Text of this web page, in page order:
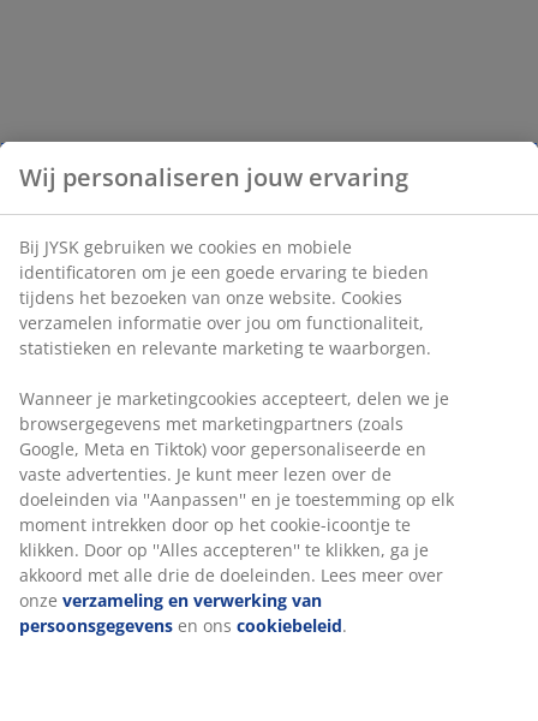
Wij personaliseren jouw ervaring
Bij JYSK gebruiken we cookies en mobiele
identificatoren om je een goede ervaring te bieden
tijdens het bezoeken van onze website. Cookies
verzamelen informatie over jou om functionaliteit,
statistieken en relevante marketing te waarborgen.
Wanneer je marketingcookies accepteert, delen we je
browsergegevens met marketingpartners (zoals
Google, Meta en Tiktok) voor gepersonaliseerde en
vaste advertenties. Je kunt meer lezen over de
doeleinden via ''Aanpassen'' en je toestemming op elk
moment intrekken door op het cookie-icoontje te
klikken. Door op ''Alles accepteren'' te klikken, ga je
akkoord met alle drie de doeleinden. Lees meer over
onze verzameling en verwerking van
persoonsgegevens en ons cookiebeleid.